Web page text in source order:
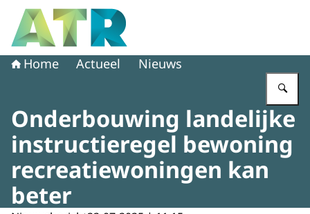
Naar de homepage van Adviescollege toetsing regeldruk
Home Actueel Nieuws
Onderbouwing landelijke
instructieregel bewoning
recreatiewoningen kan
beter